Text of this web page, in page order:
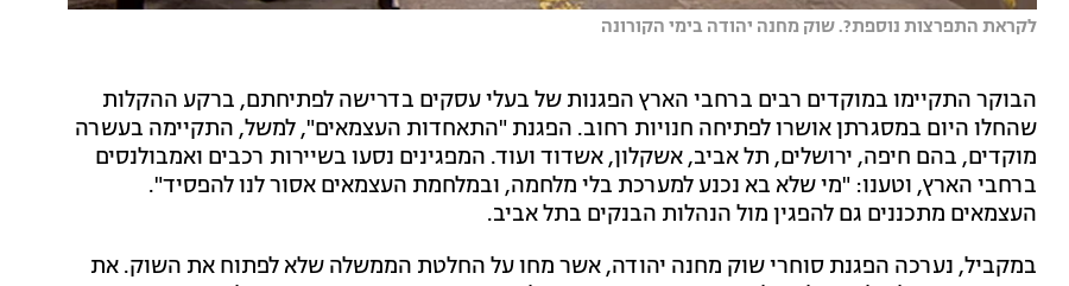
לקראת התפרצות נוספת?. שוק מחנה יהודה בימי הקורונה
הבוקר התקיימו במוקדים רבים ברחבי הארץ הפגנות של בעלי עסקים בדרישה לפתיחתם, ברקע ההקלות
שהחלו היום במסגרתן אושרו לפתיחה חנויות רחוב. הפגנת "התאחדות העצמאים", למשל, התקיימה בעשרה
מוקדים, בהם חיפה, ירושלים, תל אביב, אשקלון, אשדוד ועוד. המפגינים נסעו בשיירות רכבים ואמבולנסים
ברחבי הארץ, וטענו: "מי שלא בא נכנע למערכת בלי מלחמה, ובמלחמת העצמאים אסור לנו להפסיד".
העצמאים מתכננים גם להפגין מול הנהלות הבנקים בתל אביב.
במקביל, נערכה הפגנת סוחרי שוק מחנה יהודה, אשר מחו על החלטת הממשלה שלא לפתוח את השוק. את